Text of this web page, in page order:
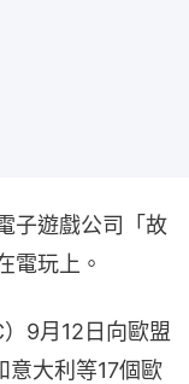
子遊戲公司「故
電玩上。
9月12日向歐盟
意大利等17個歐